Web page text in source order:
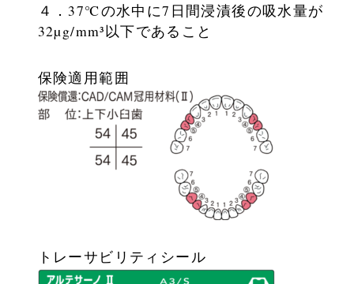
４．37℃の水中に7日間浸漬後の吸水量が
32µg/mm³以下であること
保険適用範囲
トレーサビリティシール